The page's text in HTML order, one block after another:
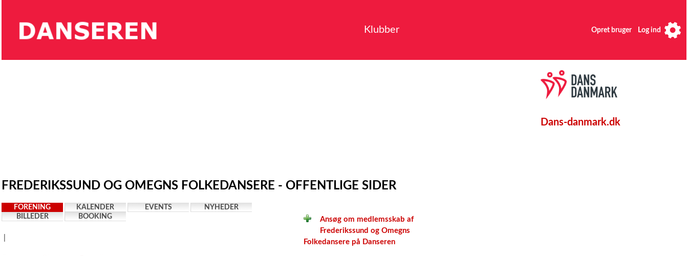
Klubber Opret bruger Log ind
FREDERIKSSUND OG OMEGNS FOLKEDANSERE - OFFENTLIGE SIDER
FORENING KALENDER EVENTS
NYHEDER
BILLEDER
BOOKING
Ansøg om medlemsskab af
Frederikssund og Omegns
Folkedansere på Danseren
Dans-danmark.dk